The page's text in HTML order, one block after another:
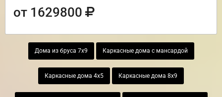
от 1629800
Дома из бруса 7х9 Каркасные дома с мансардой
Каркасные дома 4х5 Каркасные дома 8х9